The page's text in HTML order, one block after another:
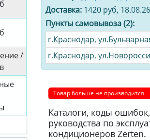
/
Доставка: 1420 руб, 18.08.26
Пункты самовывоза (2):
г.Краснодар,
г.Краснодар,
Товар больше не производится
Каталоги, коды ошибок,
руководства по
кондиционеров Zerten.